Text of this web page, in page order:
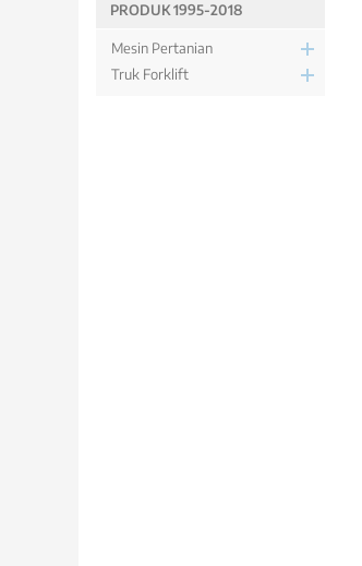
PRODUK 1995-2018
Mesin Pertanian
Truk Forklift